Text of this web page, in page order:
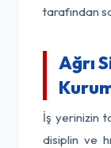
tarafından
Ağrı
İş yerinizin
disiplin ve